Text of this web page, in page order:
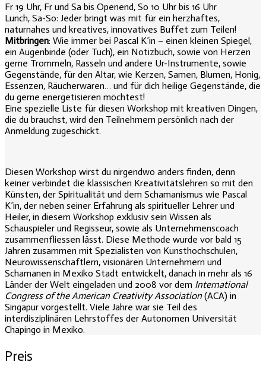
Fr 19 Uhr, Fr und Sa bis Openend, So 10 Uhr bis 16 Uhr
Lunch, Sa-So: Jeder bringt was mit für ein herzhaftes,
naturnahes und kreatives, innovatives Buffet zum Teilen!
Mitbringen: Wie immer bei Pascal K’in – einen kleinen Spiegel,
ein Augenbinde (oder Tuch), ein Notizbuch, sowie von Herzen
gerne Trommeln, Rasseln und andere Ur-Instrumente, sowie
Gegenstände, für den Altar, wie Kerzen, Samen, Blumen, Honig,
Essenzen, Räucherwaren… und für dich heilige Gegenstände, die
du gerne energetisieren möchtest!
Eine spezielle Liste für diesen Workshop mit kreativen Dingen,
die du brauchst, wird den Teilnehmern persönlich nach der
Anmeldung zugeschickt.
Diesen Workshop wirst du nirgendwo anders finden, denn
keiner verbindet die klassischen Kreativitätslehren so mit den
Künsten, der Spiritualität und dem Schamanismus wie Pascal
K’in, der neben seiner Erfahrung als spiritueller Lehrer und
Heiler, in diesem Workshop exklusiv sein Wissen als
Schauspieler und Regisseur, sowie als Unternehmenscoach
zusammenfliessen lässt. Diese Methode wurde vor bald 15
Jahren zusammen mit Spezialisten von Kunsthochschulen,
Neurowissenschaftlern, visionären Unternehmern und
Schamanen in Mexiko Stadt entwickelt, danach in mehr als 16
Länder der Welt eingeladen und 2008 vor dem International
Congress of the American Creativity Association(ACA) in
Singapur vorgestellt. Viele Jahre war sie Teil des
interdisziplinären Lehrstoffes der Autonomen Universität
Chapingo in Mexiko.
Preis